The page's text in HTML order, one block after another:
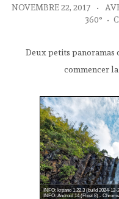
NOVEMBRE 22, 2017 •
360° •
Deux petits panoramas
commencer